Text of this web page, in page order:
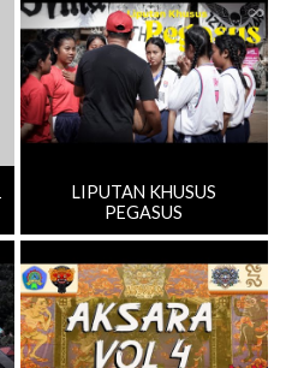
LIPUTAN KHUSUS
PEGASUS